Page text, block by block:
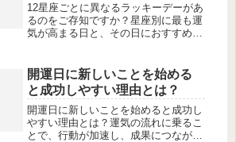
12星座ごとに異なるラッキーデーがあ
るのをご存知ですか？星座別に最も運
気が高まる日と、その日におすすめの
限に活かしましょう。
開運日に新しいことを始める
と成功しやすい理由とは？
開運日に新しいことを始めると成功し
やすい理由とは？運気の流れに乗るこ
とで、行動が加速し、成果につながり